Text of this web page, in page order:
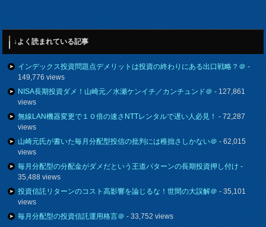
↓よく読まれている記事
インデックス投資問題点デメリットは投資の終わりにある出口戦略？＠-
149,776 views
NISA長期投資ダメ！山崎元／水瀬ケンイチ／カンチュンド＠- 127,861
views
無線LAN機器変更で１０倍の速さNTTレンタルで遅い人必見！- 72,287
views
山崎元氏が書いた毎月分配型投信の批判には稚拙さしかない＠- 62,015
views
毎月分配型の分配金がダメだという王道パターンの長期投資押し付け-
35,488 views
投資信託リターンのコスト高影響を論じるな！世間の大誤解＠- 35,101
views
毎月分配型の投資信託運用格言＠- 33,752 views